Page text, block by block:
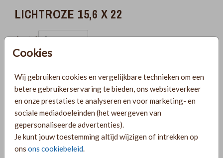
Cookies
Wij gebruiken cookies en vergelijkbare technieken om een
betere gebruikerservaring te bieden, ons websiteverkeer
en onze prestaties te analyseren en voor marketing- en
sociale mediadoeleinden (het weergeven van
gepersonaliseerde advertenties).
Je kunt jouw toestemming altijd wijzigen of intrekken op
ons ons cookiebeleid.
LICHTROZE 15,6 X 22
Aantal x 1 Prijs:€ 0,50
Gratis verzending
Voor 18:00 uur besteld, morgen in huis!
Ruime keuze uit producten voor bij je kaartje